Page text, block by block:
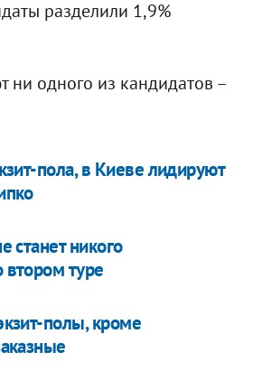
разделили 1,9%
ни одного из кандидатов –
пола, в Киеве лидируют
станет никого
туре
полы, кроме